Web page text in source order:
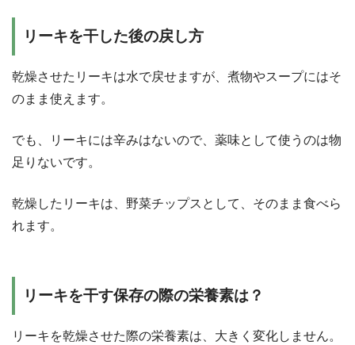
リーキを干した後の戻し方
乾燥させたリーキは水で戻せますが、煮物やスープにはそ
のまま使えます。
でも、リーキには辛みはないので、薬味として使うのは物
足りないです。
乾燥したリーキは、野菜チップスとして、そのまま食べら
れます。
リーキを干す保存の際の栄養素は？
リーキを乾燥させた際の栄養素は、大きく変化しません。